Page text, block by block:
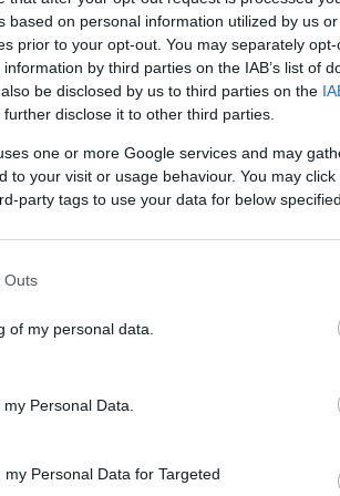
based on personal information utilized by us
prior to your opt-out. You may separately
by third parties on the IAB’s list of
be disclosed by us to third parties on the
disclose it to other third parties.
one or more Google services and may
to your visit or usage behaviour. You may
party tags to use your data for below
Outs
of my personal data.
Personal Data.
Personal Data for Targeted
hogy tartsa tiszteletben
kiemelte, hogy az
azt írta, hogy a reggeli
vonatkozó
meg Brüsszelt!
"nyílt és őszinte" vita
hogy
hogy megfeleljenek
a magyar kormányfő